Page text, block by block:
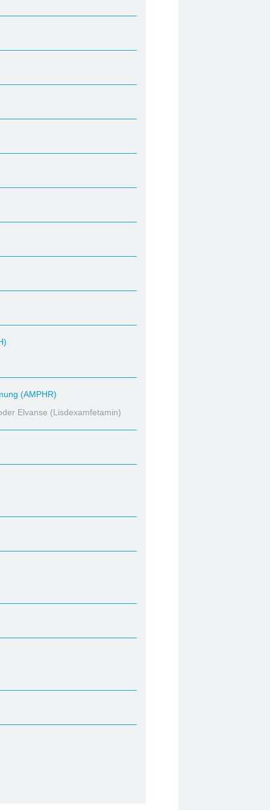
(AMPHR)
Elvanse (Lisdexamfetamin)